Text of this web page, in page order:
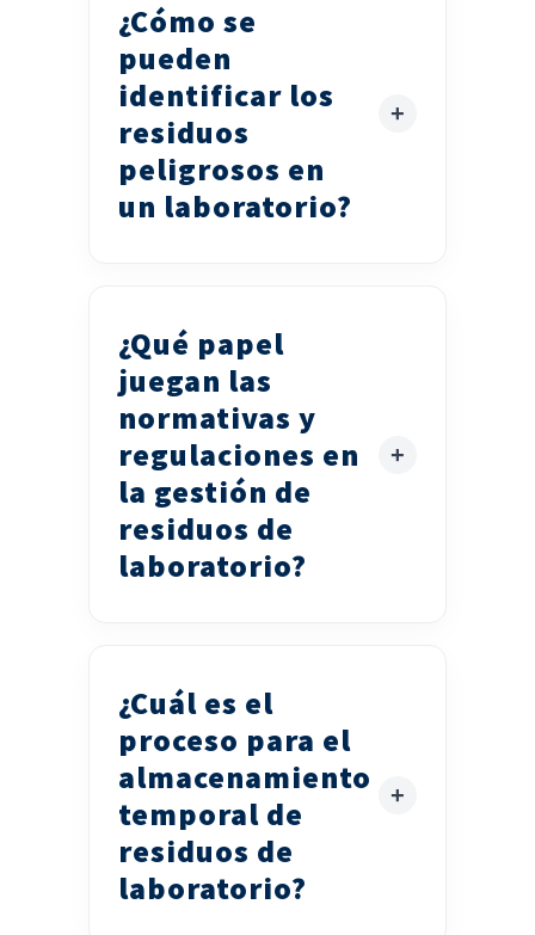
¿Cómo se
pueden
identificar los
residuos
peligrosos en
un laboratorio?
¿Qué papel
juegan las
normativas y
regulaciones en
la gestión de
residuos de
laboratorio?
¿Cuál es el
proceso para el
almacenamiento
temporal de
residuos de
laboratorio?